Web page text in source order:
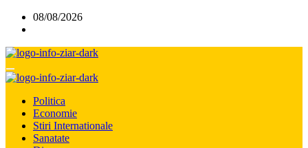
08/08/2026
Politica
Economie
Stiri Internationale
Sanatate